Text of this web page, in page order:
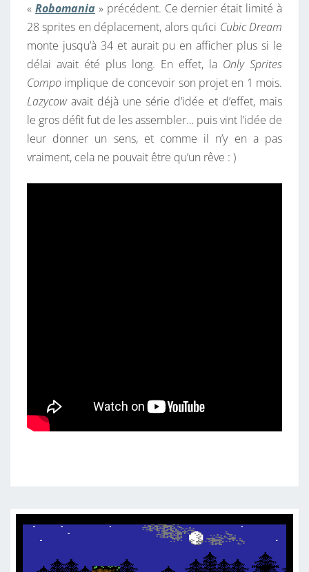
« Robomania » précédent. Ce dernier était limité à
28 sprites en déplacement, alors qu’ici Cubic Dream
monte jusqu’à 34 et aurait pu en afficher plus si le
délai avait été plus long. En effet, la Only Sprites
Compo implique de concevoir son projet en 1 mois.
Lazycowavait déjà une série d’idée et d’effet, mais
le gros défit fut de les assembler… puis vint l’idée de
leur donner un sens, et comme il n’y en a pas
vraiment, cela ne pouvait être qu’un rêve : )